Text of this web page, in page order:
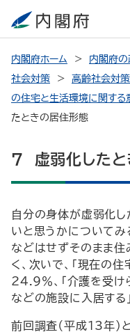
内閣府ホーム 内閣府
社会対策
高齢社会対
の住宅と生活環境に関する
たときの居住形態
7 虚弱化したと
自分の身体が虚弱化
いと思うかについてみ
などはせずそのまま
く、次いで、「現在の
24.9％、「介護を受け
などの施設に入居する
前回調査（平成13年）